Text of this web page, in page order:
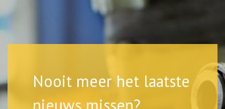
Nooit meer het laatste